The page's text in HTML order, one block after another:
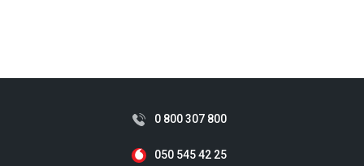
0 800 307 800
050 545 42 25